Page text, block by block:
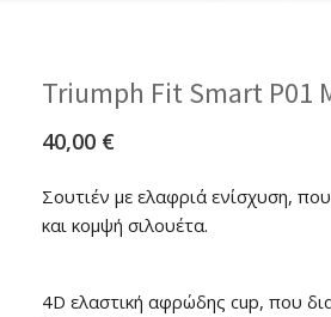
Triumph Fit Smart P01
40,00 €
Σουτιέν με ελαφριά ενίσχυση,
και κομψή σιλουέτα.
4D ελαστική αφρώδης cup, που